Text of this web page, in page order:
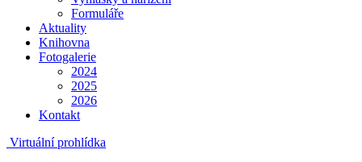
Formuláře
Aktuality
Knihovna
Fotogalerie
2024
2025
2026
Kontakt
Virtuální prohlídka